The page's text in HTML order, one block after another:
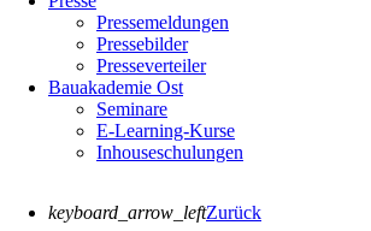
Pressemeldungen
Pressebilder
Presseverteiler
Bauakademie Ost
Seminare
E-Learning-Kurse
Inhouseschulungen
keyboard_arrow_leftZurück